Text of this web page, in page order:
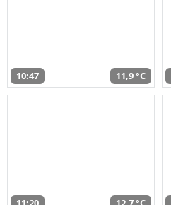
10:47 11,9 °C